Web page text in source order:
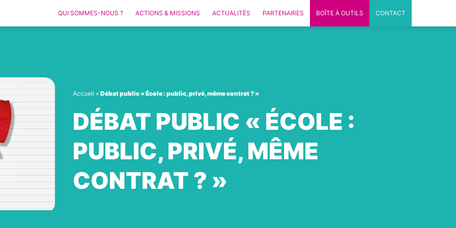
QUI SOMMES-NOUS ? ACTIONS & MISSIONS ACTUALITÉS PARTENAIRES BOÎTE À OUTILS CONTACT
Accueil » Débat public « École : public, privé, même contrat ? »
DÉBAT PUBLIC « ÉCOLE :
PUBLIC, PRIVÉ, MÊME
CONTRAT ? »